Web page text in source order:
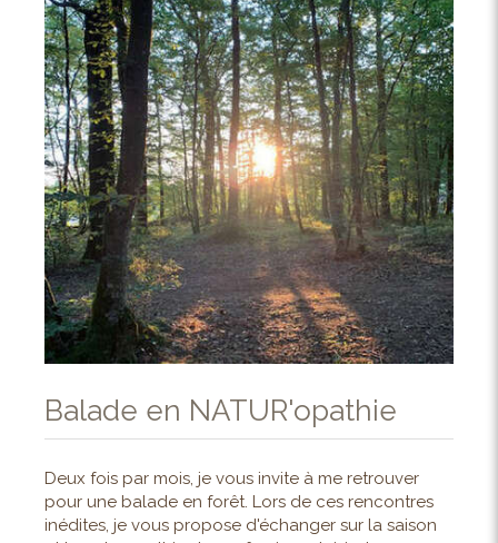
Balade en NATUR'opathie
Deux fois par mois, je vous invite à me retrouver
pour une balade en forêt. Lors de ces rencontres
inédites, je vous propose d'échanger sur la saison